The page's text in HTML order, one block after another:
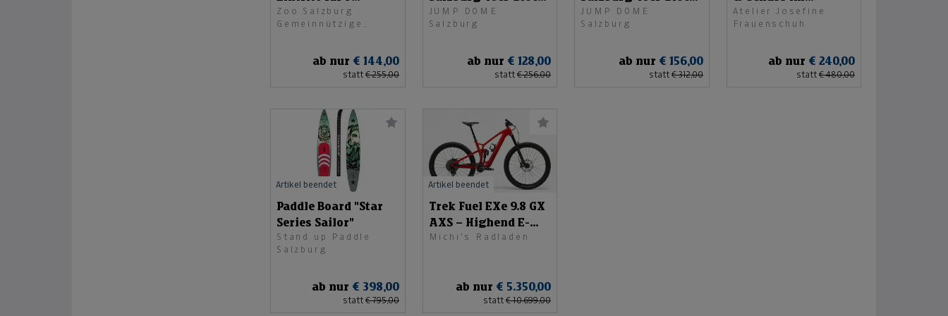
Erwachsene
Zoo Salzburg
Gemeinnützige
ab nur € 144,00
statt € 255,00
90 Minuten
JUMP DOME
Salzburg
ab nur € 128,00
statt € 256,00
120 Minuten
JUMP DOME
Salzburg
ab nur € 156,00
statt € 312,00
Kunstatelier
Atelier Josefine
Frauenschuh
ab nur € 240,00
statt € 480,00
Paddle Board "Star
Series Sailor"
Stand up Paddle
Salzburg
ab nur € 398,00
statt € 795,00
Artikel beendet
Trek Fuel EXe 9.8 GX
AXS – Highend E-
Trailbike
Michi's Radladen
ab nur € 5.350,00
statt € 10.699,00
Artikel beendet